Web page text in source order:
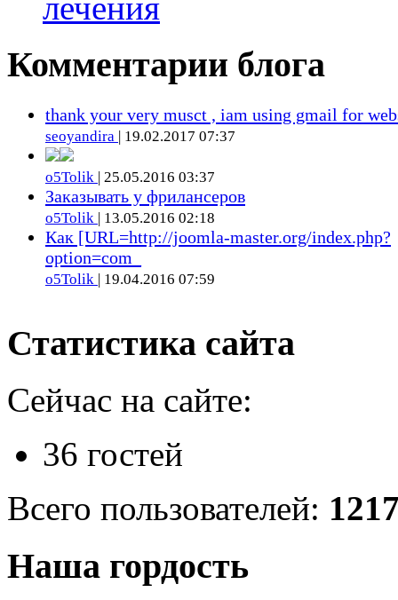
Комментарии блога
thank your very musct , iam using gmail for
seoyandira | 19.02.2017 07:37
o5Tolik | 25.05.2016 03:37
Заказывать у фрилансеров
o5Tolik | 13.05.2016 02:18
Как [URL=http://joomla-master.org/index.php?
option=com_
o5Tolik | 19.04.2016 07:59
Статистика сайта
Сейчас на сайте:
36 гостей
Всего пользователей:
Наша гордость